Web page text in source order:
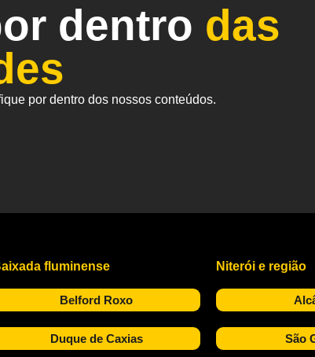
dentro das
por dentro dos nossos conteúdos.
fluminense
Belford Roxo
Duque de Caxias
Niterói e região
São